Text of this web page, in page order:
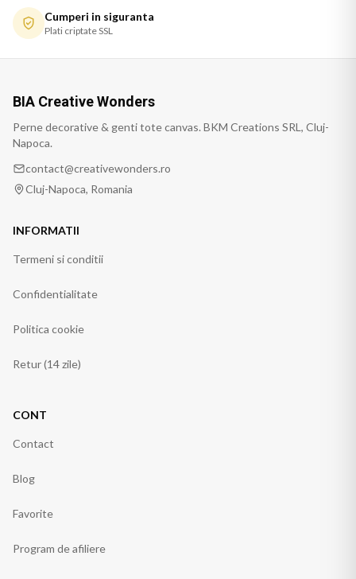
Cumperi in siguranta
Plati criptate SSL
BIA Creative Wonders
Perne decorative & genti tote canvas. BKM Creations SRL, Cluj-
Napoca.
contact@creativewonders.ro
Cluj-Napoca, Romania
INFORMATII
Termeni si conditii
Confidentialitate
Politica cookie
Retur (14 zile)
CONT
Contact
Blog
Favorite
Program de afiliere